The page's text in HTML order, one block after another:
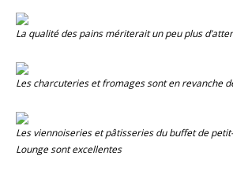
La qualité des pains mériterait un peu plus
Les charcuteries et fromages sont en revanche
Les viennoiseries et pâtisseries du buffet de
Loungesont excellentes